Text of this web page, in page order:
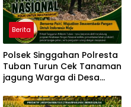
Berita
Polsek Singgahan Polresta
Tuban Turun Cek Tanaman
jagung Warga di Desa